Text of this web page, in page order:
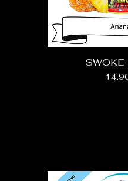
SWOKE
Prix